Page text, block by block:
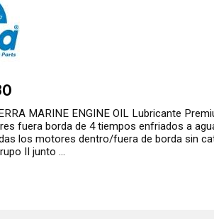
MARINE ENGINE OIL Lubricante
fuera borda de 4 tiempos enfriados a
los motores dentro/fuera de borda sin
II junto ...